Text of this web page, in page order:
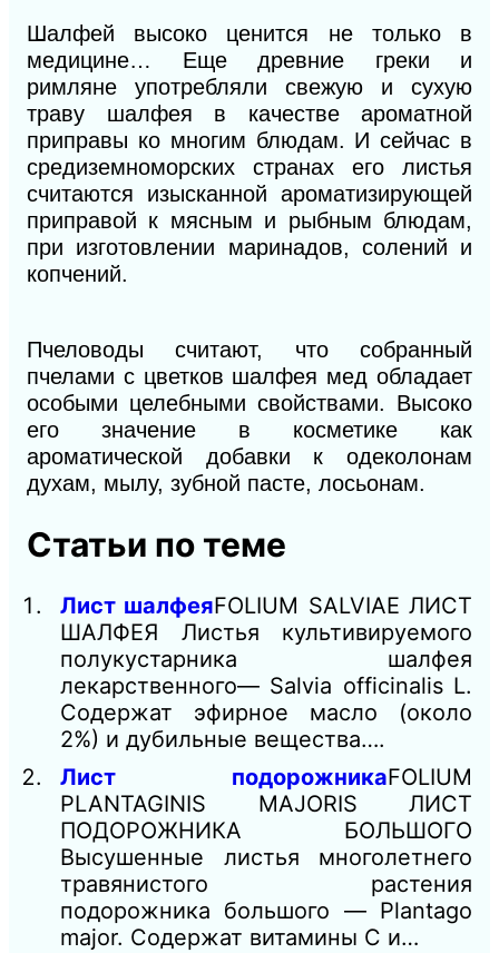
Шалфей высоко ценится не только в
медицине… Еще древние греки и
римляне употребляли свежую и сухую
траву шалфея в качестве ароматной
приправы ко многим блюдам. И сейчас в
средиземноморских странах его листья
считаются изысканной ароматизирующей
приправой к мясным и рыбным блюдам,
при изготовлении маринадов, солений и
копчений.
Пчеловоды считают, что собранный
пчелами с цветков шалфея мед обладает
особыми целебными свойствами. Высоко
его значение в косметике как
ароматической добавки к одеколонам
духам, мылу, зубной пасте, лосьонам.
Статьи по теме
Лист шалфеяFOLIUM SALVIAE ЛИСТ
ШАЛФЕЯ Листья культивируемого
полукустарника шалфея
лекарственного— Salvia officinalis L.
Содержат эфирное масло (около
2%) и дубильные вещества….
Лист подорожникаFOLIUM
PLANTAGINIS MAJORIS ЛИСТ
ПОДОРОЖНИКА БОЛЬШОГО
Высушенные листья многолетнего
травянистого растения
подорожника большого — Plantago
major. Содержат витамины С и…